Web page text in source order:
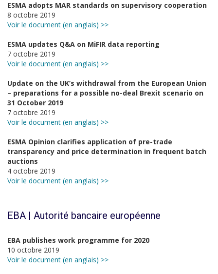
ESMA adopts MAR standards on supervisory cooperation
8 octobre 2019
Voir le document (en anglais) >>
ESMA updates Q&A on MiFIR data reporting
7 octobre 2019
Voir le document (en anglais) >>
Update on the UK’s withdrawal from the European Union
– preparations for a possible no-deal Brexit scenario on
31 October 2019
7 octobre 2019
Voir le document (en anglais) >>
ESMA Opinion clarifies application of pre-trade
transparency and price determination in frequent batch
auctions
4 octobre 2019
Voir le document (en anglais) >>
EBA | Autorité bancaire européenne
EBA publishes work programme for 2020
10 octobre 2019
Voir le document (en anglais) >>